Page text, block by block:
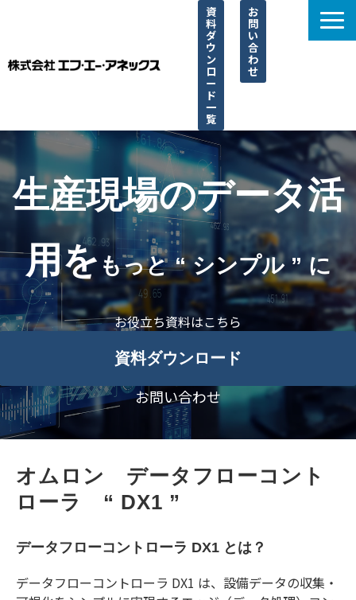
資
料
ダ
ウ
ン
ロ
ー
ド
一
覧
お
問
い
合
わ
せ
選ばれる理由
サービス一覧
取り扱い一覧
導入事例
ブログ
よくあるご質問
生産現場のデータ活
用をもっと “ シンプル ” に
お役立ち資料はこちら
資料ダウンロード
お問い合わせ
オムロン　データフローコント
ローラ　“ DX1 ”
データフローコントローラ DX1 とは？
データフローコントローラ DX1 は、設備データの収集・